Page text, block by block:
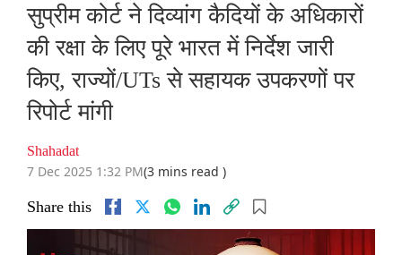
सुप्रीम कोर्ट ने दिव्यांग कैदियों के अधिकारों
की रक्षा के लिए पूरे भारत में निर्देश जारी
किए, राज्यों/UTs से सहायक उपकरणों पर
रिपोर्ट मांगी
Shahadat
7 Dec 2025 1:32 PM(3 mins read )
Share this